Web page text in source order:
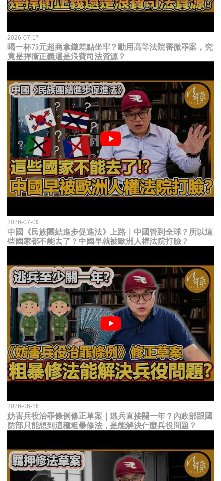
2026-07-17
喝一杯75元超商拿鐵差點坐牢？動用高等法院審微罪案，究
竟是捍衛正義還是浪費司法資源？
2026-07-09
中國《民族團結進步促進法》上路｜中國管到全球？所以這
些國家都不能去了？中國早就被歐洲人權法院打臉？
2026-06-26
妨害兵役治罪條例修正草案｜逃兵直接關一年？內政部跟國
防部只能想到這種粗暴修法，是能解決什麼兵役問題？